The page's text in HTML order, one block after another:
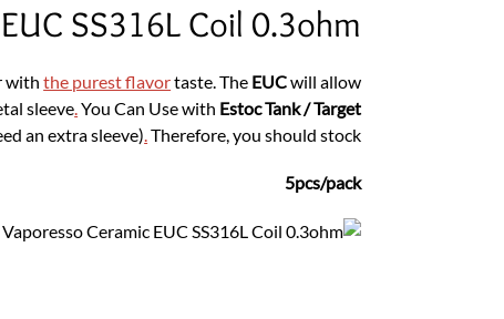
SS316L Coil 0.3ohm
withthe purest flavortaste. The EUCwill allow
sleeve You Can Use with Estoc Tank / Target
an extra sleeve) Therefore, you should stock
5pcs/pack